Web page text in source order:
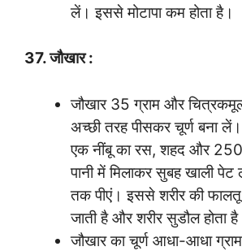
लें। इससे मोटापा कम होता है।
37. जौखार :
जौखार 35 ग्राम और
अच्छी तरह पीसकर चूर्ण बना
एक नींबू का रस, शहद और 250
पानी में मिलाकर सुबह खाली पेट
तक पीएं। इससे शरीर की फालतू
जाती है और शरीर सुडौल होता
जौखार का चूर्ण आधा-आधा